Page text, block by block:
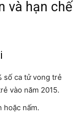
và hạn chế
số ca tử vong trẻ
vào năm 2015.
hoặc nấm.